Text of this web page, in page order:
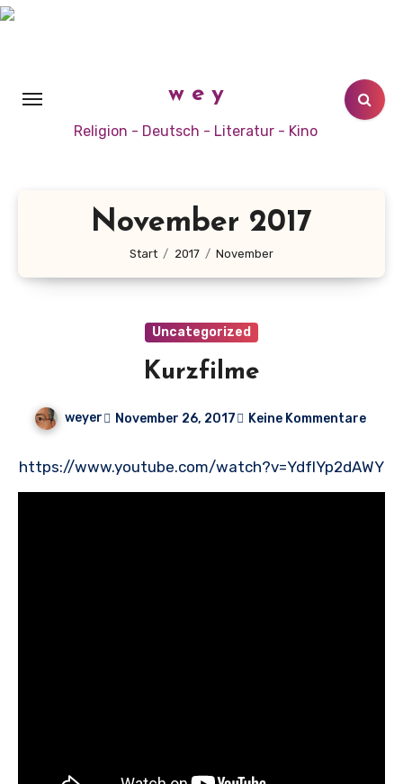
Zum
w e y
Religion - Deutsch - Literatur - Kino
November 2017
Start 2017 November
Uncategorized
Kurzfilme
weyer November 26, 2017 Keine Kommentare
https://www.youtube.com/watch?v=YdfIYp2dAWY